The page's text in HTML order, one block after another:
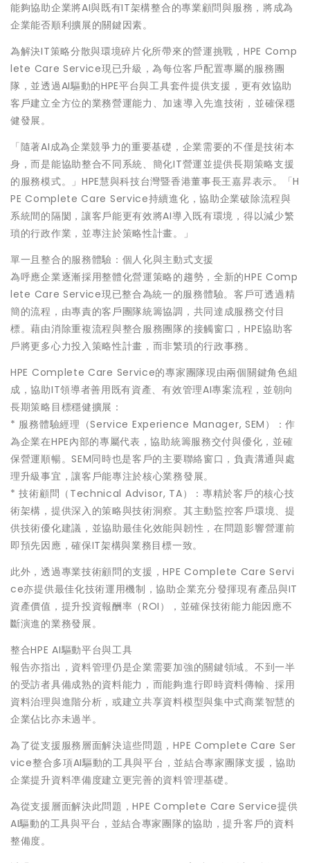
能夠協助企業將AI與既有IT架構整合的專業顧問與服務，將成為
企業能否順利擴展的關鍵因素。
為解決IT策略分散與環境碎片化所帶來的營運挑戰，HPE Comp
lete Care Service現已升級，為每位客戶配置專屬的服務團
隊，並透過AI驅動的HPE平台與工具套件提供支援，更有效協助
客戶建立全方位的業務營運能力、加速導入先進技術，並確保穩
健發展。
「隨著AI成為企業競爭力的重要基礎，企業需要的不僅是技術本
身，而是能協助整合不同系統、簡化IT營運並提供長期策略支援
的服務模式。」HPE慧與科技台灣暨香港董事長王嘉昇表示。「H
PE Complete Care Service持續進化，協助企業破除流程與
系統間的隔閡，讓客戶能更有效將AI導入既有環境，得以減少繁
瑣的行政作業，並專注於策略性計畫。」
單一且整合的服務體驗：個人化與主動式支援
為呼應企業逐漸採用整體化營運策略的趨勢，全新的HPE Comp
lete Care Service現已整合為統一的服務體驗。客戶可透過精
簡的流程，由專責的客戶團隊統籌協調，共同達成服務交付目
標。藉由消除重複流程與整合服務團隊的接觸窗口，HPE協助客
戶將更多心力投入策略性計畫，而非繁瑣的行政事務。
HPE Complete Care Service的專家團隊現由兩個關鍵角色組
成，協助IT領導者善用既有資產、有效管理AI專案流程，並朝向
長期策略目標穩健擴展：
* 服務體驗經理（Service Experience Manager, SEM）：作
為企業在HPE內部的專屬代表，協助統籌服務交付與優化，並確
保營運順暢。SEM同時也是客戶的主要聯絡窗口，負責溝通與處
理升級事宜，讓客戶能專注於核心業務發展。
* 技術顧問（Technical Advisor, TA）：專精於客戶的核心技
術架構，提供深入的策略與技術洞察。其主動監控客戶環境、提
供技術優化建議，並協助最佳化效能與韌性，在問題影響營運前
即預先因應，確保IT架構與業務目標一致。
此外，透過專業技術顧問的支援，HPE Complete Care Servi
ce亦提供最佳化技術運用機制，協助企業充分發揮現有產品與IT
資產價值，提升投資報酬率（ROI），並確保技術能力能因應不
斷演進的業務發展。
整合HPE AI驅動平台與工具
報告亦指出，資料管理仍是企業需要加強的關鍵領域。不到一半
的受訪者具備成熟的資料能力，而能夠進行即時資料傳輸、採用
資料治理與進階分析，或建立共享資料模型與集中式商業智慧的
企業佔比亦未過半。
為了從支援服務層面解決這些問題，HPE Complete Care Ser
vice整合多項AI驅動的工具與平台，並結合專家團隊支援，協助
企業提升資料凖備度建立更完善的資料管理基礎。
為從支援層面解決此問題，HPE Complete Care Service提供
AI驅動的工具與平台，並結合專家團隊的協助，提升客戶的資料
整備度。